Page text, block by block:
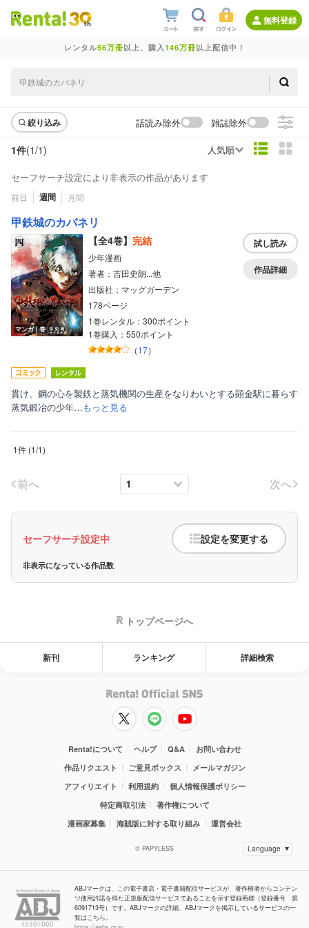
無料登録
レンタル56万冊以上、購入146万冊以上配信中！
絞り込み 話読み除外 雑誌除外
1件(1/1) 人気順
セーフサーチ設定により非表示の作品があります
前日 週間 月間
甲鉄城のカバネリ
マンガ｜巻
【全4巻】 完結
少年漫画
著者：吉田史朗...他
出版社：マッグガーデン
178ページ
1巻レンタル：300ポイント
1巻購入：550ポイント
（17）
試し読み
作品詳細
貫け、鋼の心を製鉄と蒸気機関の生産をなりわいとする顕金駅に暮らす
蒸気鍛冶の少年…もっと見る
1件 (1/1)
前へ 次へ
セーフサーチ設定中 設定を変更する
非表示になっている作品数
トップページへ
新刊 ランキング 詳細検索
Renta!について ヘルプ Q&A
お問い合わせ
作品リクエスト
ご意見ボックス
メールマガジン
アフィリエイト
利用規約
個人情報保護ポリシー
特定商取引法
著作権について
漫画家募集
海賊版に対する取り組み 運営会社
© PAPYLESS
ABJマークは、この電子書店・電子書籍配信サービスが、著作権者からコンテン
ツ使用許諾を得た正規版配信サービスであることを示す登録商標（登録番号 第
6091713号）です。ABJマークの詳細、ABJマークを掲示しているサービスの一
覧はこちら。